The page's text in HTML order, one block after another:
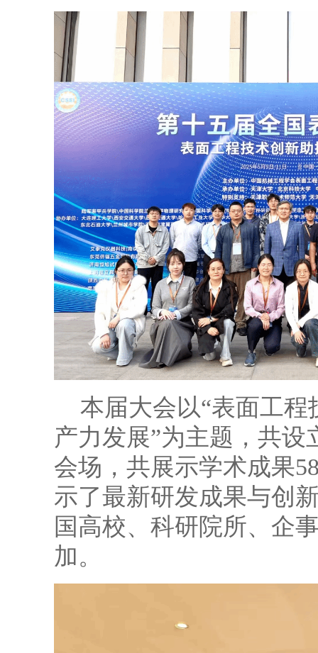
本届大会以“表面工
产力发展”为主题，共设
会场，共展示学术成果
示了最新研发成果与创
国高校、科研院所、企
加。